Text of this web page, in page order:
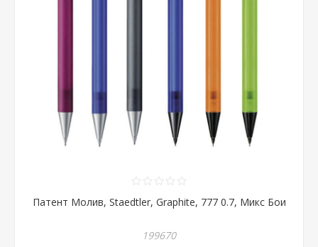
Патент Молив, Staedtler, Graphite, 777 0.7, Микс Бои
199670